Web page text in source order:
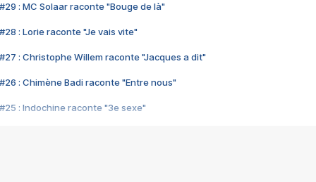
#29 : MC Solaar raconte "Bouge de là"
#28 : Lorie raconte "Je vais vite"
#27 : Christophe Willem raconte "Jacques a dit"
#26 : Chimène Badi raconte "Entre nous"
#25 : Indochine raconte "3e sexe"